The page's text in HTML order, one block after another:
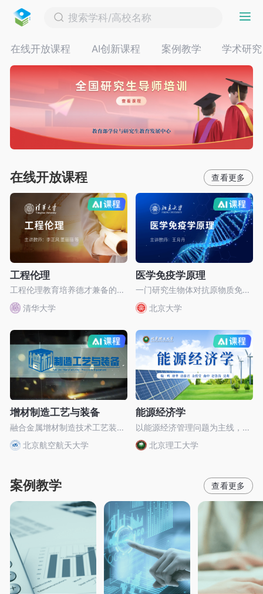
 
在线开放课程 AI创新课程 案例教学 学术研究
在线开放课程
AI慕课
工程伦理
工程伦理教育培养德才兼备的工程科技人才
清华大学
AI慕课
医学免疫学原理
一门研究生物体对抗原物质免疫应答性及其方法的生物-医学科学
北京大学
AI慕课
增材制造工艺与装备
融合金属增材制造技术工艺装备前沿及工程应用
北京航空航天大学
AI慕课
能源经济学
以能源经济管理问题为主线，把握现代能源经济管理的发展趋势
北京理工大学
案例教学